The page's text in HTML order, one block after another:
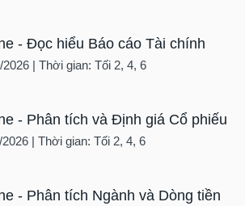
- Đọc hiểu Báo cáo Tài chính
2026 | Thời gian: Tối 2, 4, 6
- Phân tích và Định giá Cổ phiếu
| Thời gian: Tối 2, 4, 6
- Phân tích Ngành và Dòng tiền